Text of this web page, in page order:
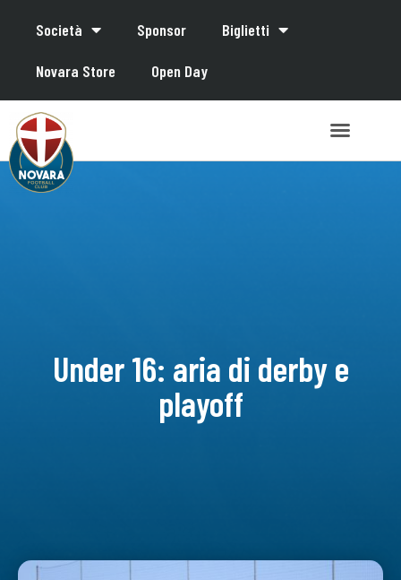
Società Sponsor Biglietti
Novara Store Open Day
Under 16: aria di derby e
playoff